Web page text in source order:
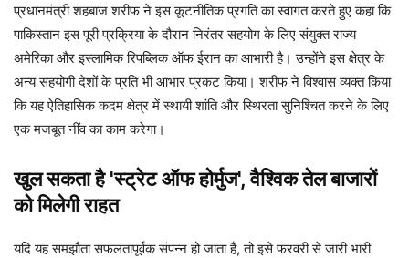
प्रधानमंत्री शहबाज शरीफ ने इस कूटनीतिक प्रगति का स्वागत करते हुए कहा कि
पाकिस्तान इस पूरी प्रक्रिया के दौरान निरंतर सहयोग के लिए संयुक्त राज्य
अमेरिका और इस्लामिक रिपब्लिक ऑफ ईरान का आभारी है। उन्होंने इस क्षेत्र के
अन्य सहयोगी देशों के प्रति भी आभार प्रकट किया। शरीफ ने विश्वास व्यक्त किया
कि यह ऐतिहासिक कदम क्षेत्र में स्थायी शांति और स्थिरता सुनिश्चित करने के लिए
एक मजबूत नींव का काम करेगा।
खुल सकता है 'स्ट्रेट ऑफ होर्मुज', वैश्विक तेल बाजारों
को मिलेगी राहत
यदि यह समझौता सफलतापूर्वक संपन्न हो जाता है, तो इसे फरवरी से जारी भारी